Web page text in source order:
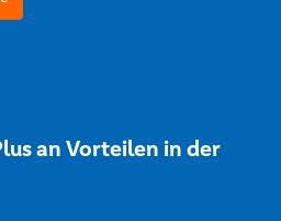
an Vorteilen in der